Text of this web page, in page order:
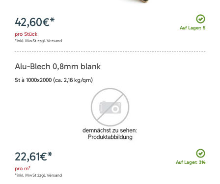
Auf Lager: 5
42,60€*
pro Stück
*inkl. MwSt zzgl. Versand
Alu-Blech 0,8mm blank
St à 1000x2000 (ca. 2,16 kg/qm)
Auf Lager: 314
22,61€*
pro m²
*inkl. MwSt zzgl. Versand